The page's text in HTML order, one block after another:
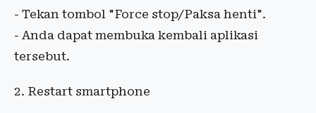
- Tekan tombol "Force stop/Paksa henti".
- Anda dapat membuka kembali aplikasi
tersebut.
2. Restart smartphone